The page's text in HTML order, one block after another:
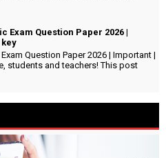
Exam Question Paper 2026 |
Question Paper 2026 | Important |
students and teachers! This post